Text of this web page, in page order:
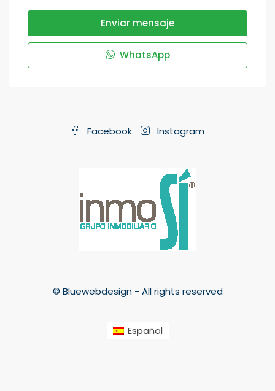
Enviar mensaje
WhatsApp
Facebook Instagram
© Bluewebdesign - All rights reserved
Español